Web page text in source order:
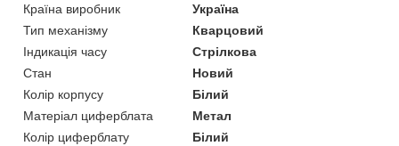
Країна виробник
Україна
Тип механізму
Кварцовий
Індикація часу
Стрілкова
Стан
Новий
Колір корпусу
Білий
Матеріал циферблата
Метал
Колір циферблату
Білий